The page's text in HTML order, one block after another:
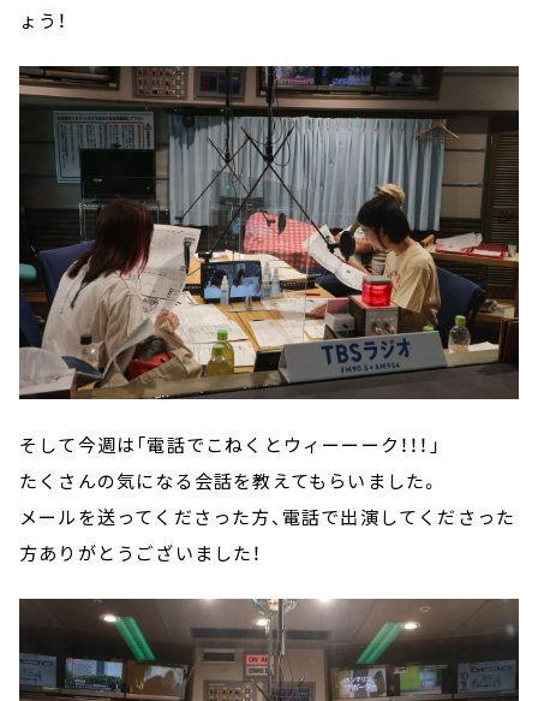
ょう！
そして今週は「電話でこねくとウィーーーク！！！」
たくさんの気になる会話を教えてもらいました。
メールを送ってくださった方、電話で出演してくださった
方ありがとうございました！